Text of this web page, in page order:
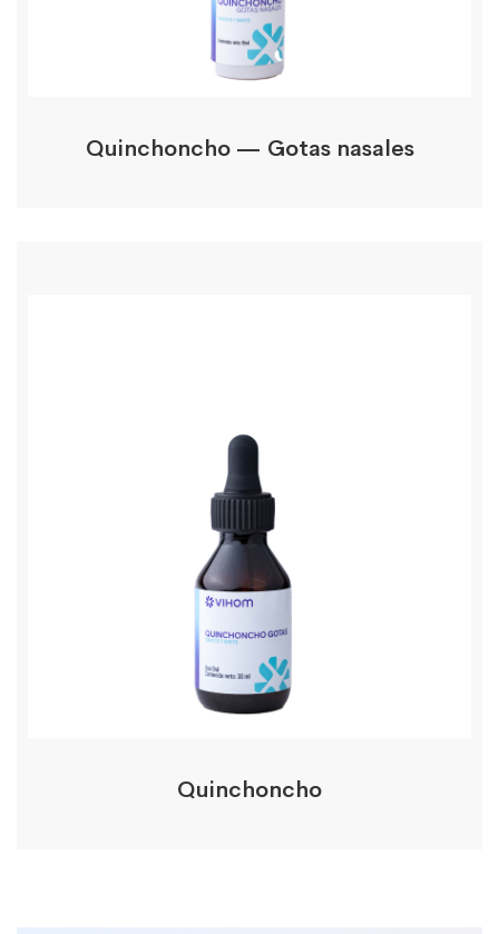
Quinchoncho — Gotas nasales
Quinchoncho